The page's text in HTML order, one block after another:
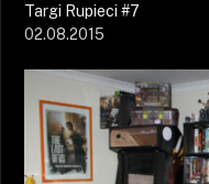
Targi Rupieci #7
02.08.2015